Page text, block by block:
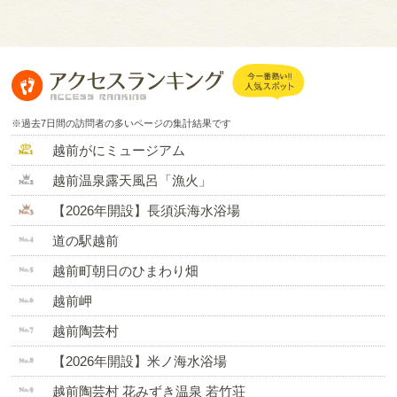
※過去7日間の訪問者の多いページの集計結果です
越前がにミュージアム
越前温泉露天風呂「漁火」
【2026年開設】長須浜海水浴場
道の駅越前
越前町朝日のひまわり畑
越前岬
越前陶芸村
【2026年開設】米ノ海水浴場
越前陶芸村 花みずき温泉 若竹荘